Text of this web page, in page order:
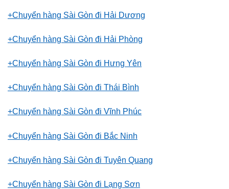
+Chuyển hàng Sài Gòn đi Hải Dương
+Chuyển hàng Sài Gòn đi Hải Phòng
+Chuyển hàng Sài Gòn đi Hưng Yên
+Chuyển hàng Sài Gòn đi Thái Bình
+Chuyển hàng Sài Gòn đi Vĩnh Phúc
+Chuyển hàng Sài Gòn đi Bắc Ninh
+Chuyển hàng Sài Gòn đi Tuyên Quang
+Chuyển hàng Sài Gòn đi Lạng Sơn